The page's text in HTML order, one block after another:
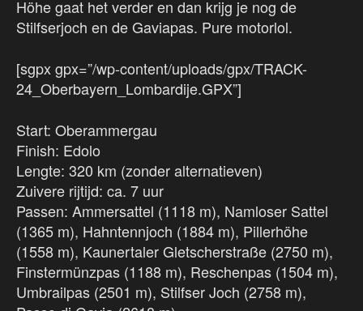
Höhe gaat het verder en dan krijg je nog de
Stilfserjoch en de Gaviapas. Pure motorlol.
[sgpx gpx=”/wp-content/uploads/gpx/TRACK-
24_Oberbayern_Lombardije.GPX”]
Start: Oberammergau
Finish: Edolo
Lengte: 320 km (zonder alternatieven)
Zuivere rijtijd: ca. 7 uur
Passen: Ammersattel (1118 m), Namloser Sattel
(1365 m), Hahntennjoch (1884 m), Pillerhöhe
(1558 m), Kaunertaler Gletscherstraße (2750 m),
Finstermünzpas (1188 m), Reschenpas (1504 m),
Umbrailpas (2501 m), Stilfser Joch (2758 m),